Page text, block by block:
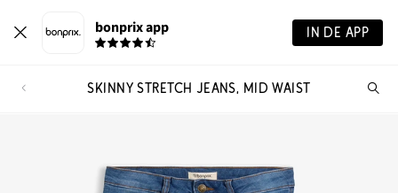
bonprix app IN DE APP
SKINNY STRETCH JEANS, MID WAIST